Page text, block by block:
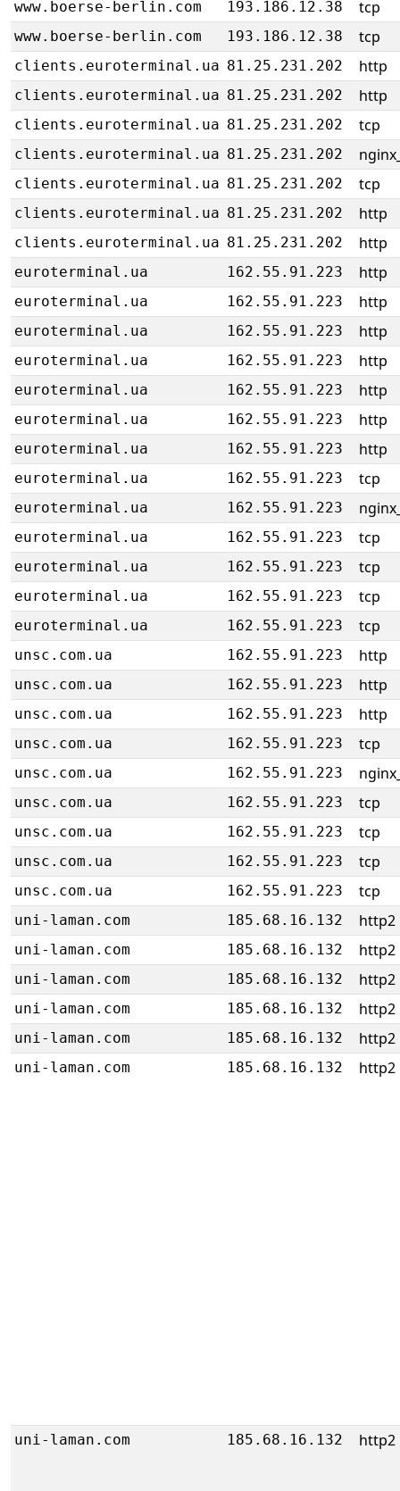
www.boerse-berlin.com 193.186.12.38 tcp
www.boerse-berlin.com 193.186.12.38 tcp
clients.euroterminal.ua 81.25.231.202 http
clients.euroterminal.ua 81.25.231.202 http
clients.euroterminal.ua 81.25.231.202 tcp
clients.euroterminal.ua 81.25.231.202
clients.euroterminal.ua 81.25.231.202 tcp
clients.euroterminal.ua 81.25.231.202 http
clients.euroterminal.ua 81.25.231.202 http
euroterminal.ua 162.55.91.223 http
euroterminal.ua 162.55.91.223 http
euroterminal.ua 162.55.91.223 http
euroterminal.ua 162.55.91.223 http
euroterminal.ua 162.55.91.223 http
euroterminal.ua 162.55.91.223 http
euroterminal.ua 162.55.91.223 http
euroterminal.ua 162.55.91.223 tcp
euroterminal.ua 162.55.91.223
euroterminal.ua 162.55.91.223 tcp
euroterminal.ua 162.55.91.223 tcp
euroterminal.ua 162.55.91.223 tcp
euroterminal.ua 162.55.91.223 tcp
unsc.com.ua 162.55.91.223 http
unsc.com.ua 162.55.91.223 http
unsc.com.ua 162.55.91.223 http
unsc.com.ua 162.55.91.223 tcp
unsc.com.ua 162.55.91.223
unsc.com.ua 162.55.91.223 tcp
unsc.com.ua 162.55.91.223 tcp
unsc.com.ua 162.55.91.223 tcp
unsc.com.ua 162.55.91.223 tcp
uni-laman.com 185.68.16.132 http2
uni-laman.com 185.68.16.132 http2
uni-laman.com 185.68.16.132 http2
uni-laman.com 185.68.16.132 http2
uni-laman.com 185.68.16.132 http2
uni-laman.com 185.68.16.132 http2
uni-laman.com 185.68.16.132 http2